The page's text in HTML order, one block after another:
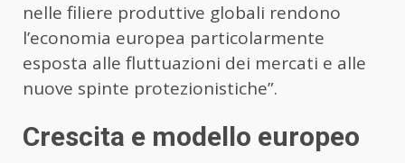
nelle filiere produttive globali rendono
l’economia europea particolarmente
esposta alle fluttuazioni dei mercati e alle
nuove spinte protezionistiche”.
Crescita e modello europeo